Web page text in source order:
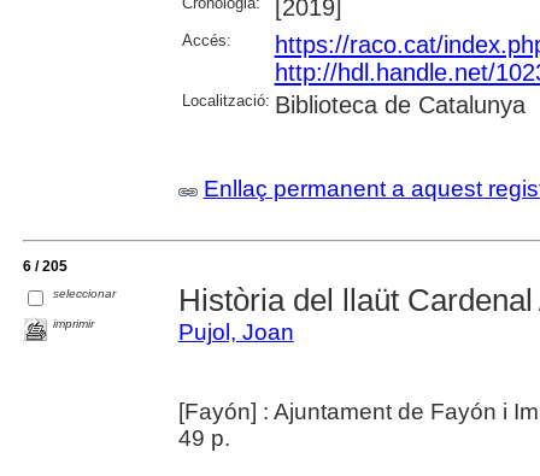
[2019]
Accés:
https://raco.cat/
http://hdl.handle.net/
Localització: Biblioteca de Catalunya
Enllaç permanent a aquest
6 / 205
seleccionar
imprimir
Història del llaüt Cardenal
Pujol, Joan
[Fayón] : Ajuntament de Fayón i
49 p.